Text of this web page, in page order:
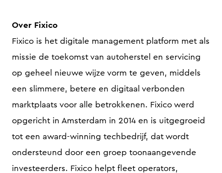
Over Fixico
Fixico is het digitale management platform met als
missie de toekomst van autoherstel en servicing
op geheel nieuwe wijze vorm te geven, middels
een slimmere, betere en digitaal verbonden
marktplaats voor alle betrokkenen. Fixico werd
opgericht in Amsterdam in 2014 en is uitgegroeid
tot een award-winning techbedrijf, dat wordt
ondersteund door een groep toonaangevende
investeerders. Fixico helpt fleet operators,